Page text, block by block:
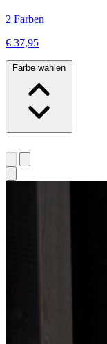
2 Farben
€ 37,95
Farbe wählen